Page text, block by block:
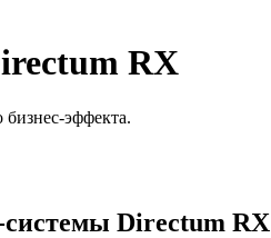
RX
эффекта.
системы Directum RX